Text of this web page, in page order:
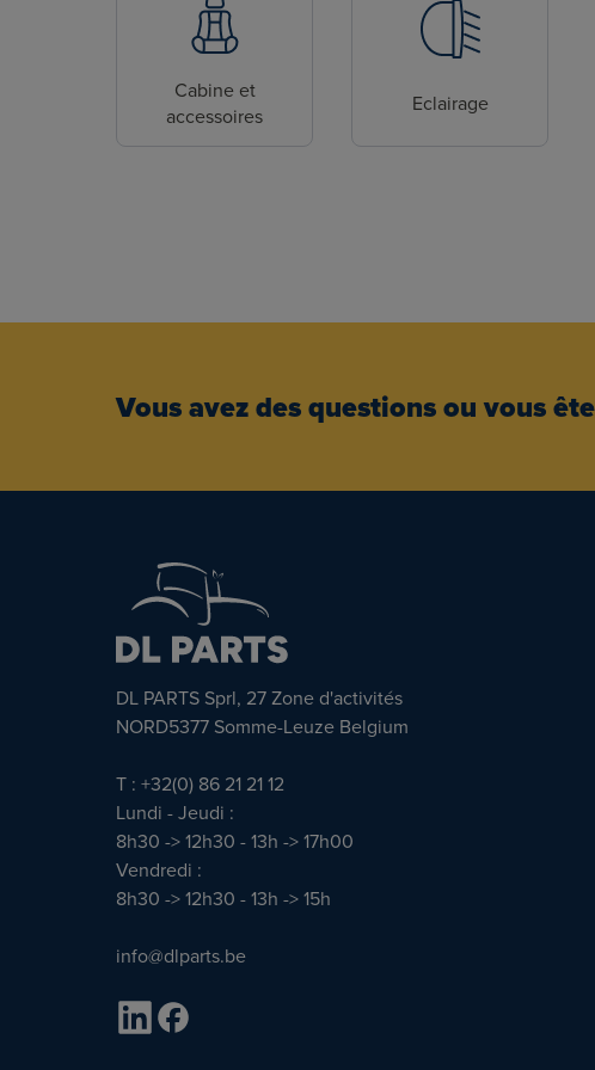
Cabine et
accessoires
Eclairage
Vous avez des questions ou vous
DL PARTS Sprl, 27 Zone d'activités
NORD5377 Somme-Leuze Belgium
T : +32(0) 86 21 21 12
Lundi - Jeudi :
8h30 -> 12h30 - 13h -> 17h00
Vendredi :
8h30 -> 12h30 - 13h -> 15h
info@dlparts.be